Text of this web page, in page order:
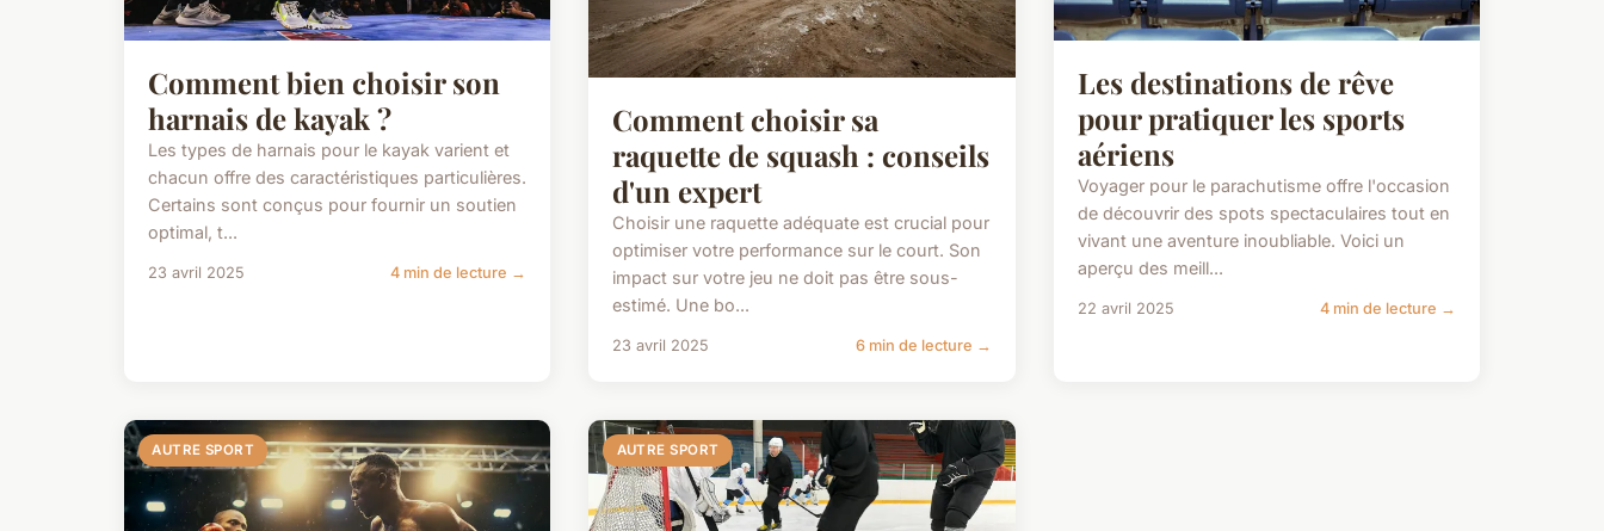
Comment bien choisir son
harnais de kayak ?
Les types de harnais pour le kayak varient et
chacun offre des caractéristiques particulières.
Certains sont conçus pour fournir un soutien
optimal, t...
23 avril 2025 4 min de lecture →
Comment choisir sa
raquette de squash : conseils
d'un expert
Choisir une raquette adéquate est crucial pour
optimiser votre performance sur le court. Son
impact sur votre jeu ne doit pas être sous-
estimé. Une bo...
23 avril 2025 6 min de lecture →
Les destinations de rêve
pour pratiquer les sports
aériens
Voyager pour le parachutisme offre l'occasion
de découvrir des spots spectaculaires tout en
vivant une aventure inoubliable. Voici un
aperçu des meill...
22 avril 2025 4 min de lecture →
AUTRE SPORT AUTRE SPORT